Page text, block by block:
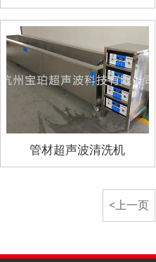
管材超声波清洗机
<上一页